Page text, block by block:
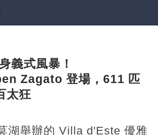
義式風暴！
Zagato 登場，611 匹
太狂
湖舉辦的 Villa d'Este 優雅